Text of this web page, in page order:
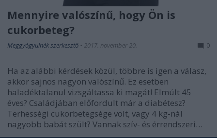
Mennyire valószínű, hogy Ön is
cukorbeteg?
Meggyógyulnék szerkesztő • 2017. november 20. 0
Ha az alábbi kérdések közül, többre is igen a válasz,
akkor sajnos nagyon valószínű. Ez esetben
haladéktalanul vizsgáltassa ki magát! Elmúlt 45
éves? Családjában előfordult már a diabétesz?
Terhességi cukorbetegsége volt, vagy 4 kg-nál
nagyobb babát szült? Vannak szív- és érrendszeri…